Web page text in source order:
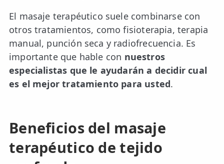
El masaje terapéutico suele combinarse con
otros tratamientos, como fisioterapia, terapia
manual, punción seca y radiofrecuencia. Es
importante que hable con nuestros
especialistas que le ayudarán a decidir cual
es el mejor tratamiento para usted.
Beneficios del masaje
terapéutico de tejido